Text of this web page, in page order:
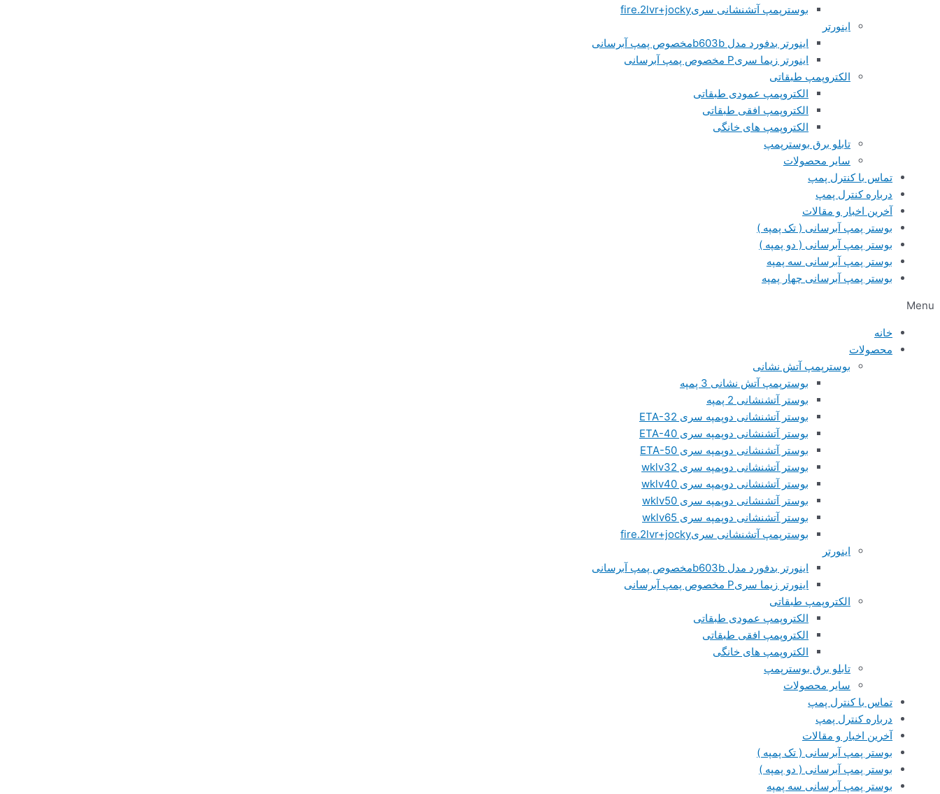
بوسترپمپ آتشنشانی سریfire.2lvr+jocky
اینورتر
اینورتر بدفورد مدل b603bمخصوص پمپ آبرسانی
اینورتر زیما سریP مخصوص پمپ آبرسانی
الکتروپمپ طبقاتی
الکتروپمپ عمودی طبقاتی
الکتروپمپ افقی طبقاتی
الکتروپمپ های خانگی
تابلو برق بوسترپمپ
سایر محصولات
تماس با کنترل پمپ
درباره کنترل پمپ
آخرین اخبار و مقالات
بوستر پمپ آبرسانی ( تک پمپه )
بوستر پمپ آبرسانی ( دو پمپه )
بوستر پمپ آبرسانی سه پمپه
بوستر پمپ آبرسانی چهار پمپه
Menu
خانه
محصولات
بوسترپمپ آتش نشانی
بوسترپمپ آتش نشانی 3 پمپه
بوستر آتشنشانی 2 پمپه
بوستر آتشنشانی دوپمپه سری ETA-32
بوستر آتشنشانی دوپمپه سری ETA-40
بوستر آتشنشانی دوپمپه سری ETA-50
بوستر آتشنشانی دوپمپه سری wklv32
بوستر آتشنشانی دوپمپه سری wklv40
بوستر آتشنشانی دوپمپه سری wklv50
بوستر آتشنشانی دوپمپه سری wklv65
بوسترپمپ آتشنشانی سریfire.2lvr+jocky
اینورتر
اینورتر بدفورد مدل b603bمخصوص پمپ آبرسانی
اینورتر زیما سریP مخصوص پمپ آبرسانی
الکتروپمپ طبقاتی
الکتروپمپ عمودی طبقاتی
الکتروپمپ افقی طبقاتی
الکتروپمپ های خانگی
تابلو برق بوسترپمپ
سایر محصولات
تماس با کنترل پمپ
درباره کنترل پمپ
آخرین اخبار و مقالات
بوستر پمپ آبرسانی ( تک پمپه )
بوستر پمپ آبرسانی ( دو پمپه )
بوستر پمپ آبرسانی سه پمپه